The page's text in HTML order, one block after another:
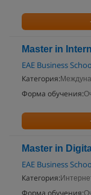
Master in
EAE Business
Категория:
Форма обучения:
Master in
EAE Business
Категория:
Форма обучения: